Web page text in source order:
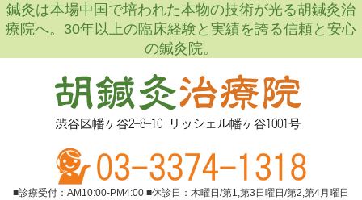
鍼灸は本場中国で培われた本物の技術が光る胡鍼灸治
療院へ。30年以上の臨床経験と実績を誇る信頼と安心
の鍼灸院。
■診療受付：AM10:00-PM4:00 ■休診日：木曜日/第1,第3日曜日/第2,第4月曜日